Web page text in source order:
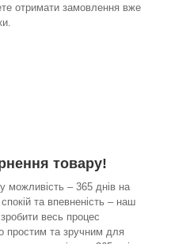
отримати замовлення вже
товару!
можливість – 365 днів на
та впевненість – наш
весь процес
простим та зручним для